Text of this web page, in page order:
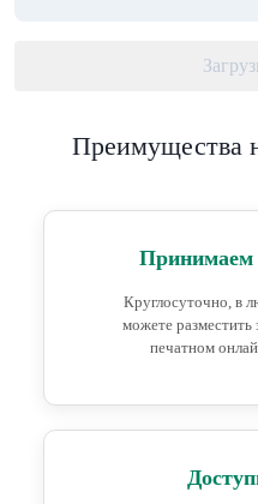
Преимущества
Принимаем
Круглосуточно, в
можете разместить
печатном